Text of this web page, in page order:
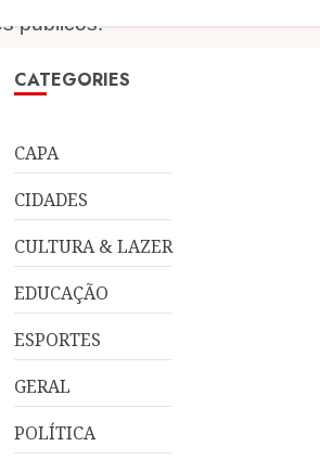
públicos.
de Macaé, por meio da
da Cultura e o Governo
CATEGORIES
CAPA
CIDADES
CULTURA & LAZER
EDUCAÇÃO
ESPORTES
GERAL
POLÍTICA